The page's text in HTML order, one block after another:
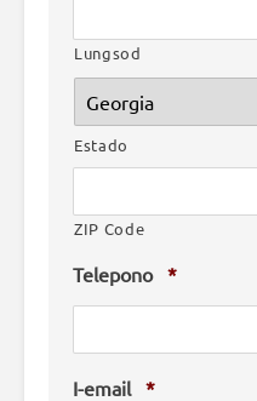
Lungsod
Estado
ZIP Code
Telepono *
I-email *